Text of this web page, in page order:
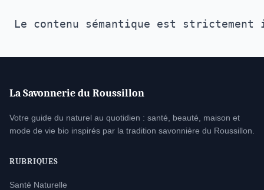
La Savonnerie du Roussillon
Votre guide du naturel au quotidien : santé, beauté, maison et
mode de vie bio inspirés par la tradition savonnière du Roussillon.
RUBRIQUES
Santé Naturelle